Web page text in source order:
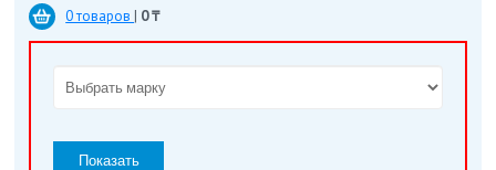
0 товаров | 0 ₸
Показать